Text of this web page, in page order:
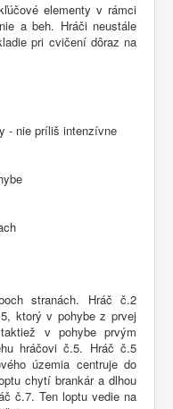
elementy v rámci
a beh. Hráči neustále
pri cvičení dôraz na
- nie príliš intenzívne
stranách. Hráč č.2
ktorý v pohybe z prvej
v pohybe prvým
hráčovi č.5. Hráč č.5
územia centruje do
chytí brankár a dlhou
č.7. Ten loptu vedie na